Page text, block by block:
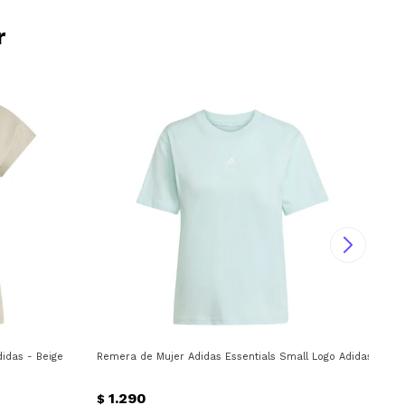
- Beige Remera de Mujer Adidas Essentials Small Logo Adidas -
$ 1.290